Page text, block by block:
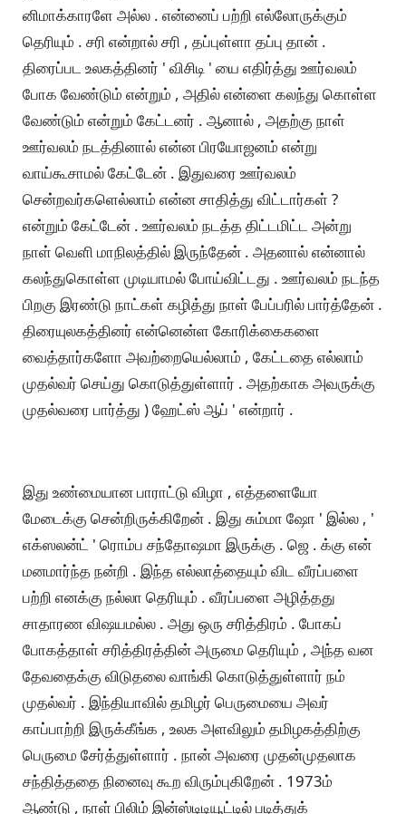
னிமாக்காரளே அல்ல . என்னைப் பற்றி எல்லோருக்கும்
தெரியும் . சரி என்றால் சரி , தப்புள்ளா தப்பு தான் .
திரைப்பட உலகத்தினர் ' விசிடி ' யை எதிர்த்து ஊர்வலம்
போக வேண்டும் என்றும் , அதில் என்ளை கலந்து கொள்ள
வேண்டும் என்றும் கேட்டனர் . ஆனால் , அதற்கு நாள்
ஊர்வலம் நடத்தினால் என்ன பிரயோஜனம் என்று
வாய்கூசாமல் கேட்டேன் . இதுவரை ஊர்வலம்
சென்றவர்களெல்லாம் என்ன சாதித்து விட்டார்கள் ?
என்றும் கேட்டேன் . ஊர்வலம் நடத்த திட்டமிட்ட அன்று
நாள் வெளி மாநிலத்தில் இருந்தேன் . அதனால் என்னால்
கலந்துகொள்ள முடியாமல் போய்விட்டது . ஊர்வலம் நடந்த
பிறகு இரண்டு நாட்கள் கழித்து நாள் பேப்பரில் பார்த்தேன் .
திரையுலகத்தினர் என்னென்ள கோரிக்கைகளை
வைத்தார்களோ அவற்றையெல்லாம் , கேட்டதை எல்லாம்
முதல்வர் செய்து கொடுத்துள்ளார் . அதற்காக அவருக்கு
முதல்வரை பார்த்து ) ஹேட்ஸ் ஆப் ' என்றார் .
இது உண்மையான பாராட்டு விழா , எத்தளையோ
மேடைக்கு சென்றிருக்கிறேன் . இது சும்மா ஷோ ' இல்ல , '
எக்ஸலன்ட் ' ரொம்ப சந்தோஷமா இருக்கு . ஜெ . க்கு என்
மனமார்ந்த நன்றி . இந்த எல்லாத்தையும் விட வீரப்பளை
பற்றி எனக்கு நல்லா தெரியும் . வீரப்பளை அழித்தது
சாதாரண விஷயமல்ல . அது ஒரு சரித்திரம் . போகப்
போகத்தாள் சரித்திரத்தின் அருமை தெரியும் , அந்த வன
தேவதைக்கு விடுதலை வாங்கி கொடுத்துள்ளார் நம்
முதல்வர் . இந்தியாவில் தமிழர் பெருமையை அவர்
காப்பாற்றி இருக்கீங்க , உலக அளவிலும் தமிழகத்திற்கு
பெருமை சேர்த்துள்ளார் . நான் அவரை முதன்முதலாக
சந்தித்ததை நினைவு கூற விரும்புகிறேன் . 1973ம்
ஆண்டு , நாள் பிலிம் இன்ஸ்டிடியூட்டில் படித்துக்